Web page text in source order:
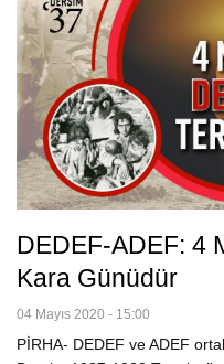
DEDEF-ADEF: 4
Kara Günüdür
04 Mayıs 2020 - 15:00
PİRHA- DEDEF ve ADEF